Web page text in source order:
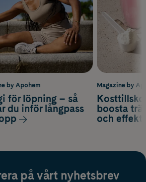
Magazine by
boosta
och
by Apohem
för löpning – så
du inför långpass
på vårt nyhetsbrev